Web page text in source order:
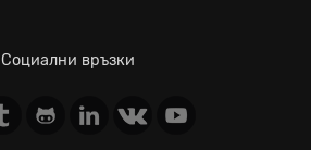
Социални връзки